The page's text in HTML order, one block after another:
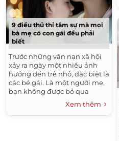
9 điều thủ thỉ tâm sự mà mọi
bà mẹ có con gái đều phải
biết
Trước những vấn nạn xã hội
xảy ra ngày một nhiều ảnh
hưởng đến trẻ nhỏ, đặc biệt là
các bé gái. Là một người mẹ,
bạn không được bỏ qua
những điều này khi dạy con.
Xem thêm